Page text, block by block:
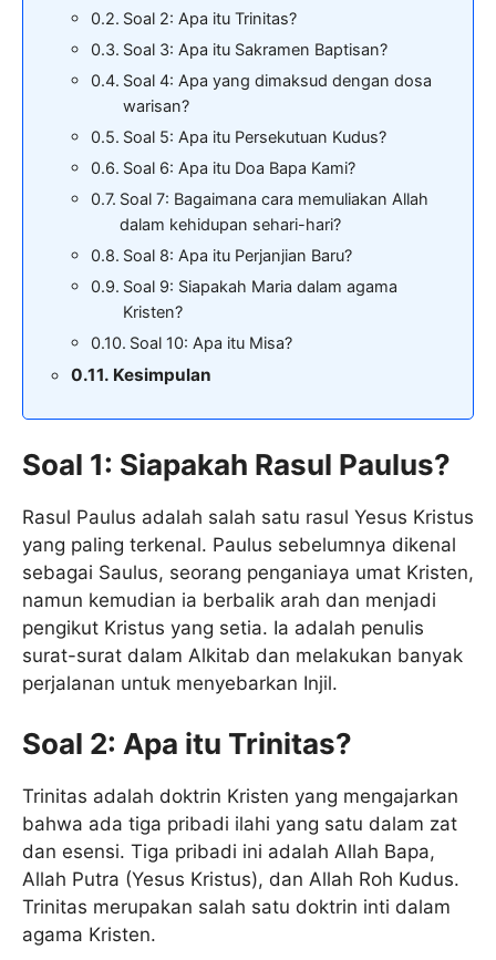
Soal 2: Apa itu Trinitas?
Soal 3: Apa itu Sakramen Baptisan?
Soal 4: Apa yang dimaksud dengan dosa
warisan?
Soal 5: Apa itu Persekutuan Kudus?
Soal 6: Apa itu Doa Bapa Kami?
Soal 7: Bagaimana cara memuliakan Allah
dalam kehidupan sehari-hari?
Soal 8: Apa itu Perjanjian Baru?
Soal 9: Siapakah Maria dalam agama
Kristen?
Soal 10: Apa itu Misa?
Kesimpulan
Soal 1: Siapakah Rasul Paulus?
Rasul Paulus adalah salah satu rasul Yesus Kristus
yang paling terkenal. Paulus sebelumnya dikenal
sebagai Saulus, seorang penganiaya umat Kristen,
namun kemudian ia berbalik arah dan menjadi
pengikut Kristus yang setia. Ia adalah penulis
surat-surat dalam Alkitab dan melakukan banyak
perjalanan untuk menyebarkan Injil.
Soal 2: Apa itu Trinitas?
Trinitas adalah doktrin Kristen yang mengajarkan
bahwa ada tiga pribadi ilahi yang satu dalam zat
dan esensi. Tiga pribadi ini adalah Allah Bapa,
Allah Putra (Yesus Kristus), dan Allah Roh Kudus.
Trinitas merupakan salah satu doktrin inti dalam
agama Kristen.